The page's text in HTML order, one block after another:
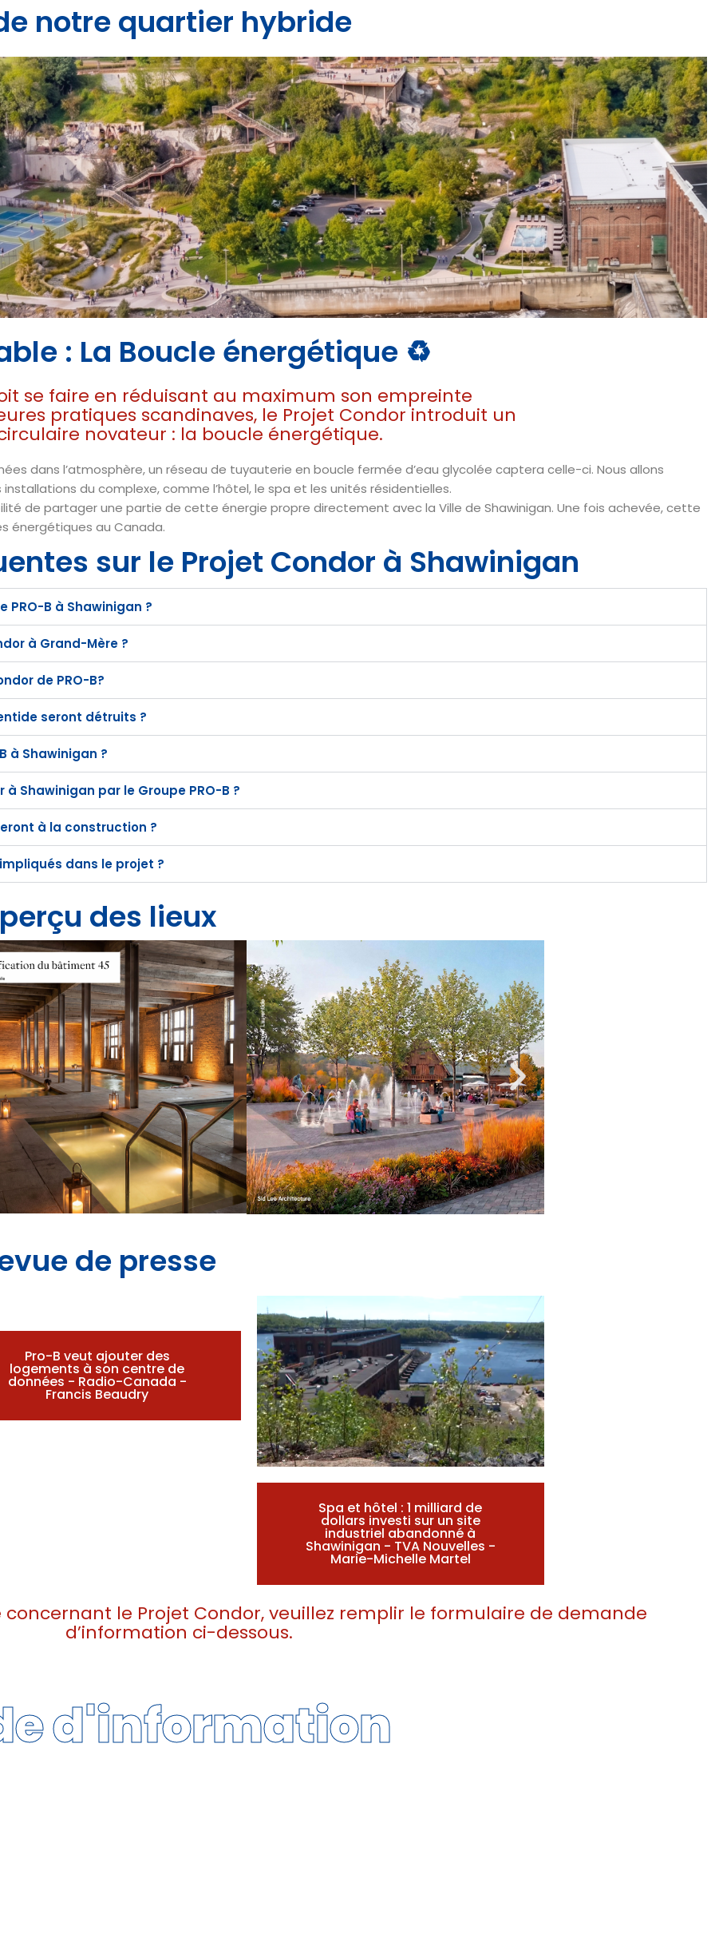
notre quartier hybride
données IA pour porter la vision
et énergétique de cette revitalisation passe par un centre de
permettant de soutenir la souveraineté numérique du pays. La
: La Boucle énergétique ♻️
se faire en réduisant au maximum son empreinte
pratiques scandinaves, le Projet Condor introduit un
novateur : la boucle énergétique.
dans l’atmosphère, un réseau de tuyauterie en boucle fermée d’eau glycolée captera celle-ci. Nous allons
du complexe, comme l’hôtel, le spa et les unités résidentielles.
de partager une partie de cette énergie propre directement avec la Ville de Shawinigan. Une fois achevée, cette
énergétiques au Canada.
sur le Projet Condor à Shawinigan
B à Shawinigan ?
à Grand-Mère ?
de PRO-B?
seront détruits ?
à Shawinigan ?
Shawinigan par le Groupe PRO-B ?
à la construction ?
dans le projet ?
des lieux
de presse
Pro-B veut ajouter des
logements à son centre de
données - Radio-Canada -
Francis Beaudry
Spa et hôtel : 1 milliard de
dollars investi sur un site
industriel abandonné à
Shawinigan - TVA Nouvelles -
Marie-Michelle Martel
le Projet Condor, veuillez remplir le formulaire de demande
d’information ci-dessous.
d'information